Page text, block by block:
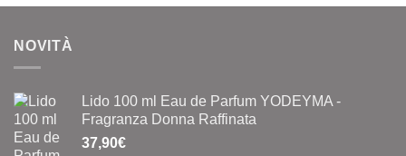
possono
essere
nella
pagina
del
NOVITÀ
Lido 100 ml Eau de Parfum YODEYMA -
Fragranza Donna Raffinata
37,90€